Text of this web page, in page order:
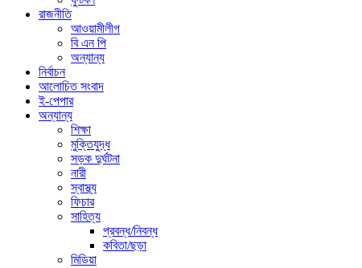
রাজনীতি
আওয়ামীলীগ
বি এন পি
অন্যান্য
নির্বাচন
আলোচিত সংবাদ
ই-পেপার
অন্যান্য
শিক্ষা
মুক্তিযুদ্ধ
সড়ক দুর্ঘটনা
নারী
স্বাস্থ্য
ফিচার
সাহিত্য
প্রবন্ধ/নিবন্ধ
কবিতা/ছড়া
মিডিয়া